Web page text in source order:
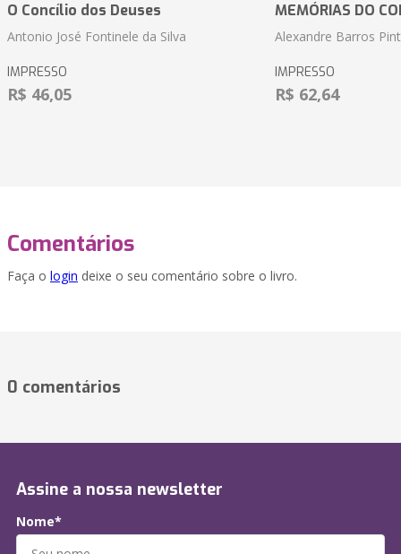
O Concílio dos Deuses
Antonio José Fontinele da Silva
IMPRESSO
R$ 46,05
MEMÓRIAS DO
Alexandre Barros
IMPRESSO
R$ 62,64
Comentários
Faça o login deixe o seu comentário sobre o livro.
0 comentários
Assine a nossa newsletter
Nome*